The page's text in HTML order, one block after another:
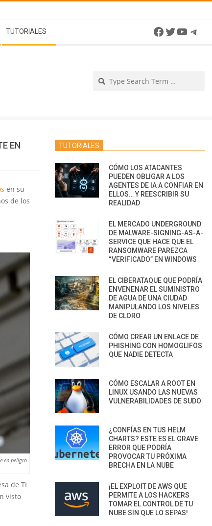
TUTORIALES Facebook
Twitter
EN
en su
de los
en peligro
de TI
visto
TUTORIALES
CÓMO LOS ATACANTES
PUEDEN OBLIGAR A LOS
AGENTES DE IA A CONFIAR EN
ELLOS… Y REESCRIBIR SU
REALIDAD
EL MERCADO UNDERGROUND
DE MALWARE-SIGNING-AS-A-
SERVICE QUE HACE QUE EL
RANSOMWARE PAREZCA
“VERIFICADO” EN WINDOWS
EL CIBERATAQUE QUE PODRÍA
ENVENENAR EL SUMINISTRO
DE AGUA DE UNA CIUDAD
MANIPULANDO LOS NIVELES
DE CLORO
CÓMO CREAR UN ENLACE DE
PHISHING CON HOMOGLIFOS
QUE NADIE DETECTA
CÓMO ESCALAR A ROOT EN
LINUX USANDO LAS NUEVAS
VULNERABILIDADES DE SUDO
¿CONFÍAS EN TUS HELM
CHARTS? ESTE ES EL GRAVE
ERROR QUE PODRÍA
PROVOCAR TU PRÓXIMA
BRECHA EN LA NUBE
¡EL EXPLOIT DE AWS QUE
PERMITE A LOS HACKERS
TOMAR EL CONTROL DE TU
NUBE SIN QUE LO SEPAS!